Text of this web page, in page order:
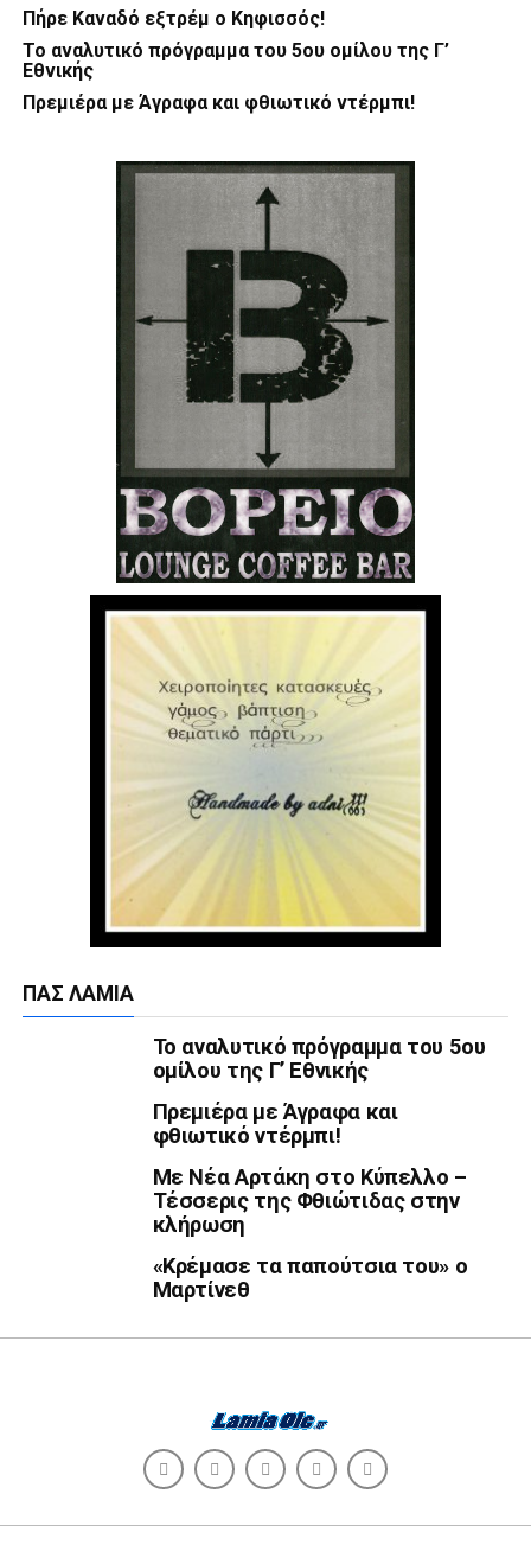
Πήρε Καναδό εξτρέμ ο Κηφισσός!
Το αναλυτικό πρόγραμμα του 5ου ομίλου της Γ’
Εθνικής
Πρεμιέρα με Άγραφα και φθιωτικό ντέρμπι!
ΠΑΣ ΛΑΜΊΑ
Το αναλυτικό πρόγραμμα του 5ου
ομίλου της Γ’ Εθνικής
Πρεμιέρα με Άγραφα και
φθιωτικό ντέρμπι!
Με Νέα Αρτάκη στο Κύπελλο –
Τέσσερις της Φθιώτιδας στην
κλήρωση
«Κρέμασε τα παπούτσια του» ο
Μαρτίνεθ